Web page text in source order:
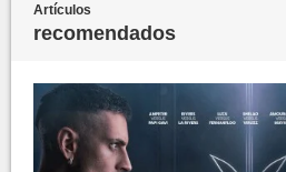
Artículos
recomendados